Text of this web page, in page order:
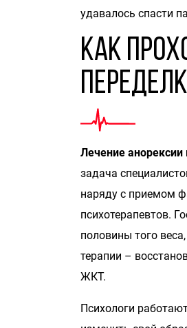
удавалось спасти
Как
Лечение
задача
наряду с приемом
психотерапевтов.
половины того
терапии –
ЖКТ.
Психологи